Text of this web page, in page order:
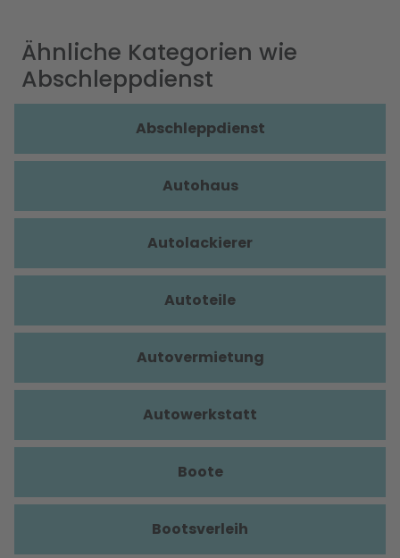
Ähnliche Kategorien wie
Abschleppdienst
Abschleppdienst
Autohaus
Autolackierer
Autoteile
Autovermietung
Autowerkstatt
Boote
Bootsverleih